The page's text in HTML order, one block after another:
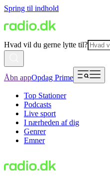
Spring til indhold
Hvad vil du gerne lytte til?
Åbn appOpdag Prime
Top Stationer
Podcasts
Live sport
I nærheden af dig
Genrer
Emner